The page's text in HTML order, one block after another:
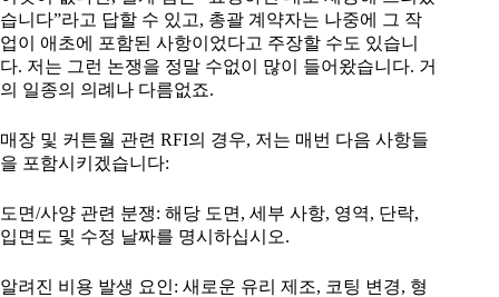
습니다”라고 답할 수 있고, 총괄 계약자는 나중에 그 작
업이 애초에 포함된 사항이었다고 주장할 수도 있습니
다. 저는 그런 논쟁을 정말 수없이 많이 들어왔습니다. 거
의 일종의 의례나 다름없죠.
매장 및 커튼월 관련 RFI의 경우, 저는 매번 다음 사항들
을 포함시키겠습니다:
도면/사양 관련 분쟁: 해당 도면, 세부 사항, 영역, 단락,
입면도 및 수정 날짜를 명시하십시오.
알려진 비용 발생 요인: 새로운 유리 제조, 코팅 변경, 형